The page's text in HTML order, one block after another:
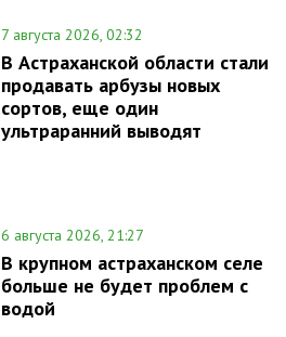
7 августа 2026, 02:32
В Астраханской области стали
продавать арбузы новых
сортов, еще один
ультраранний выводят
6 августа 2026, 21:27
В крупном астраханском селе
больше не будет проблем с
водой